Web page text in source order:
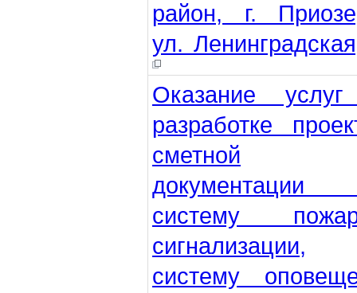
район, г.
ул.
Оказание
разработке
сметной
систему
сигнализации,
систему